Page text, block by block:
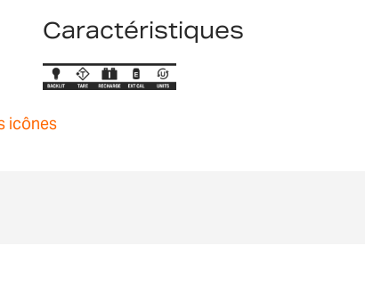
Caractéristiques
icônes